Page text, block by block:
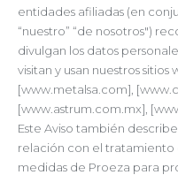
entidades afiliadas (en
“nuestro” “de nosotros")
divulgan los datos
visitan y usan nuestros
[www.metalsa.com],
[www.astrum.com.mx],
Este Aviso también
relación con el tratamiento
medidas de Proeza para